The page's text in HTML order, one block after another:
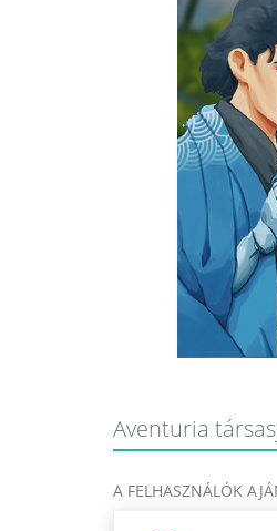
Aventuria
A FELHASZNÁLÓK